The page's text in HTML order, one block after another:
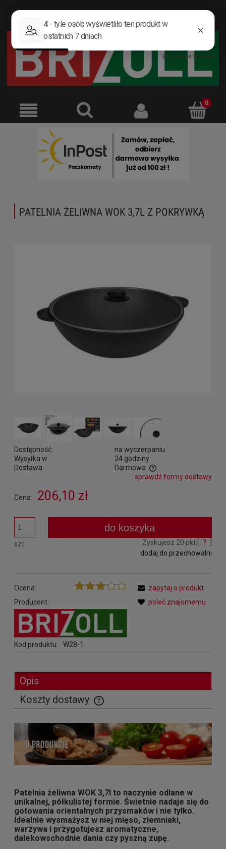
ZAREJESTRUJ SIĘ ZALOGUJ SIĘ
PATELNIA ŻELIWNA WOK 3,7L Z POKRYWKĄ
Dostępność:
na wyczerpaniu
Wysyłka w:
24 godziny
Dostawa:
Darmowa
Cena nie zawiera ewentualnych kosztów płatnościsprawdź formy dostawy
Cena: 206,10 zł
szt.
do koszyka
Zyskujesz 20 pkt [ ?
dodaj do przechowalni
Ocena:
Producent:
Kod produktu: W28-1
zapytaj o produkt
poleć znajomemu
Opis
Koszty dostawy
Cena nie zawiera ewentualnych kosztów płatności
Patelnia żeliwna WOK 3,7l to naczynie odlane w
unikalnej, półkulistej formie. Świetnie nadaje się do
gotowania orientalnych przysmaków i nie tylko.
Idealnie wysmażysz w niej mięso, ziemniaki,
warzywa i przygotujesz aromatyczne,
dalekowschodnie dania czy pyszną zupę.